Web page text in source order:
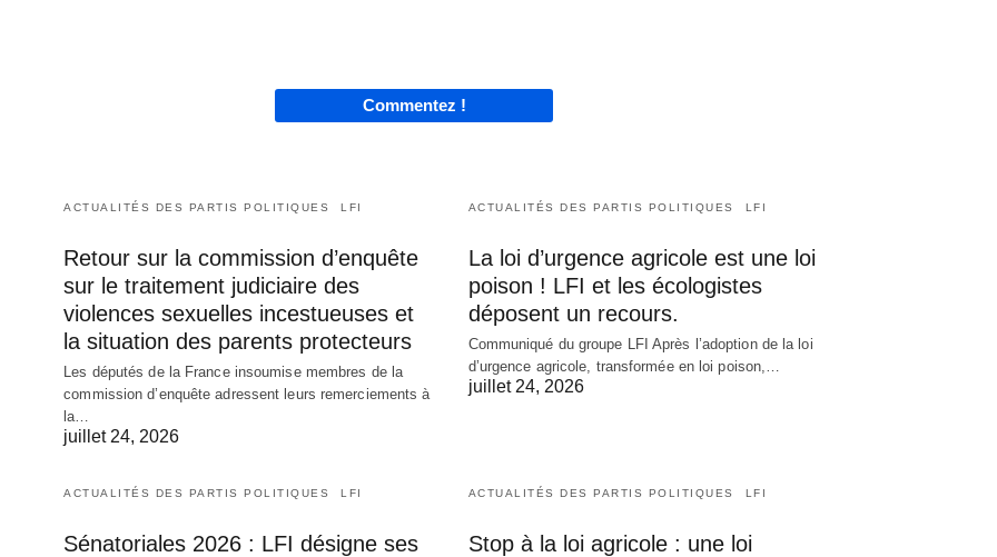
Commentez !
ACTUALITÉS DES PARTIS POLITIQUES LFI
Retour sur la commission d’enquête
sur le traitement judiciaire des
violences sexuelles incestueuses et
la situation des parents protecteurs
Les députés de la France insoumise membres de la
commission d’enquête adressent leurs remerciements à
la…
juillet 24, 2026
ACTUALITÉS DES PARTIS POLITIQUES LFI
La loi d’urgence agricole est une loi
poison ! LFI et les écologistes
déposent un recours.
Communiqué du groupe LFI Après l’adoption de la loi
d’urgence agricole, transformée en loi poison,…
juillet 24, 2026
ACTUALITÉS DES PARTIS POLITIQUES LFI
Sénatoriales 2026 : LFI désigne ses
ACTUALITÉS DES PARTIS POLITIQUES LFI
Stop à la loi agricole : une loi